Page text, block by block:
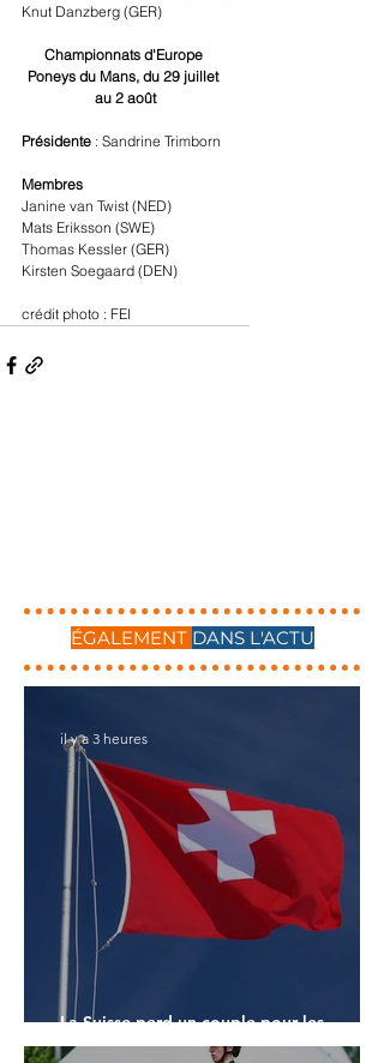
Knut Danzberg (GER)
Championnats d'Europe
Poneys du Mans, du 29 juillet
au 2 août
Présidente : Sandrine Trimborn
Membres
Janine van Twist (NED)
Mats Eriksson (SWE)
Thomas Kessler (GER)
Kirsten Soegaard (DEN)
crédit photo : FEI
ÉGALEMENT DANS L'ACTU
La Suisse perd un couple pour les
Championnats du Monde
il y a 3 heures